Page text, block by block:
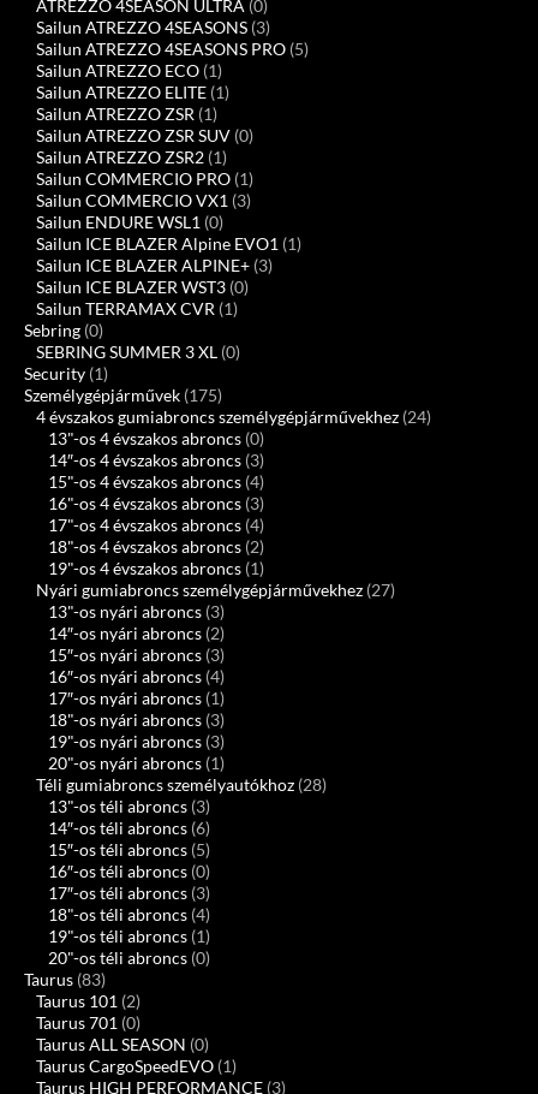
ATREZZO 4SEASON ULTRA (0)
Sailun ATREZZO 4SEASONS (3)
Sailun ATREZZO 4SEASONS PRO (5)
Sailun ATREZZO ECO (1)
Sailun ATREZZO ELITE (1)
Sailun ATREZZO ZSR (1)
Sailun ATREZZO ZSR SUV (0)
Sailun ATREZZO ZSR2 (1)
Sailun COMMERCIO PRO (1)
Sailun COMMERCIO VX1 (3)
Sailun ENDURE WSL1 (0)
Sailun ICE BLAZER Alpine EVO1 (1)
Sailun ICE BLAZER ALPINE+ (3)
Sailun ICE BLAZER WST3 (0)
Sailun TERRAMAX CVR (1)
Sebring (0)
SEBRING SUMMER 3 XL (0)
Security (1)
Személygépjárművek (175)
4 évszakos gumiabroncs személygépjárművekhez (24)
13"-os 4 évszakos abroncs (0)
14″-os 4 évszakos abroncs (3)
15"-os 4 évszakos abroncs (4)
16"-os 4 évszakos abroncs (3)
17"-os 4 évszakos abroncs (4)
18"-os 4 évszakos abroncs (2)
19"-os 4 évszakos abroncs (1)
Nyári gumiabroncs személygépjárművekhez (27)
13"-os nyári abroncs (3)
14″-os nyári abroncs (2)
15″-os nyári abroncs (3)
16″-os nyári abroncs (4)
17″-os nyári abroncs (1)
18"-os nyári abroncs (3)
19"-os nyári abroncs (3)
20"-os nyári abroncs (1)
Téli gumiabroncs személyautókhoz (28)
13"-os téli abroncs (3)
14″-os téli abroncs (6)
15″-os téli abroncs (5)
16″-os téli abroncs (0)
17″-os téli abroncs (3)
18"-os téli abroncs (4)
19"-os téli abroncs (1)
20"-os téli abroncs (0)
Taurus (83)
Taurus 101 (2)
Taurus 701 (0)
Taurus ALL SEASON (0)
Taurus CargoSpeedEVO (1)
Taurus HIGH PERFORMANCE (3)